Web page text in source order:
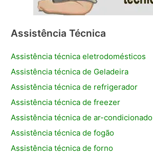
Assistência Técnica
Assistência técnica eletrodomésticos
Assistência técnica de Geladeira
Assistência técnica de refrigerador
Assistência técnica de freezer
Assistência técnica de ar-condicionado
Assistência técnica de fogão
Assistência técnica de forno